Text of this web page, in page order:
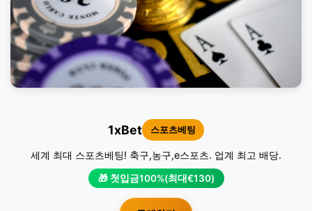
1xBet 스포츠베팅
세계 최대 스포츠베팅! 축구,농구,e스포츠. 업계 최고 배당.
🎁 첫입금100%(최대€130)